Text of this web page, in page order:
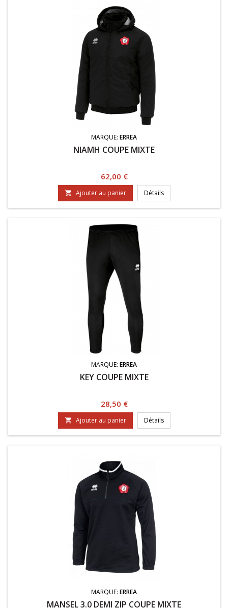
MARQUE: ERREA
NIAMH COUPE MIXTE
Prix
62,00 €
 Ajouter au panier Détails
MARQUE: ERREA
KEY COUPE MIXTE
Prix
28,50 €
 Ajouter au panier Détails
MARQUE: ERREA
MANSEL 3.0 DEMI ZIP COUPE MIXTE